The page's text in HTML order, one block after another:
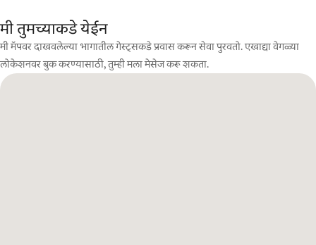
मी तुमच्याकडे येईन
मी मॅपवर दाखवलेल्या भागातील गेस्ट्सकडे प्रवास करून सेवा पुरवतो. एखाद्या वेगळ्या
लोकेशनवर बुक करण्यासाठी, तुम्ही मला मेसेज करू शकता.